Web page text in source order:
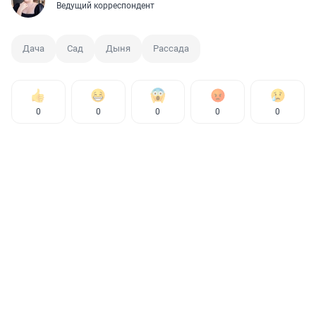
Ведущий корреспондент
Дача Сад Дыня Рассада
0 0 0 0 0